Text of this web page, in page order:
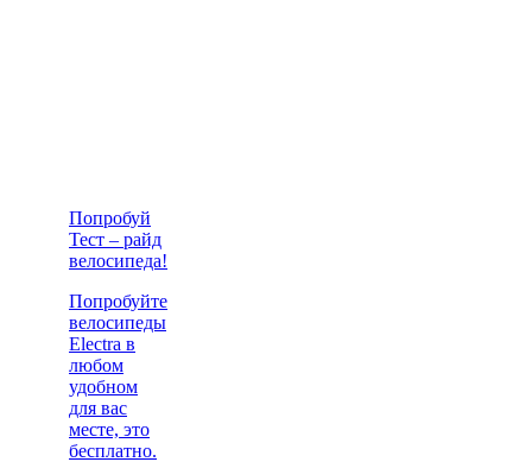
Попробуй
Тест – райд
велосипеда!
Попробуйте
велосипеды
Electra в
любом
удобном
для вас
месте, это
бесплатно.